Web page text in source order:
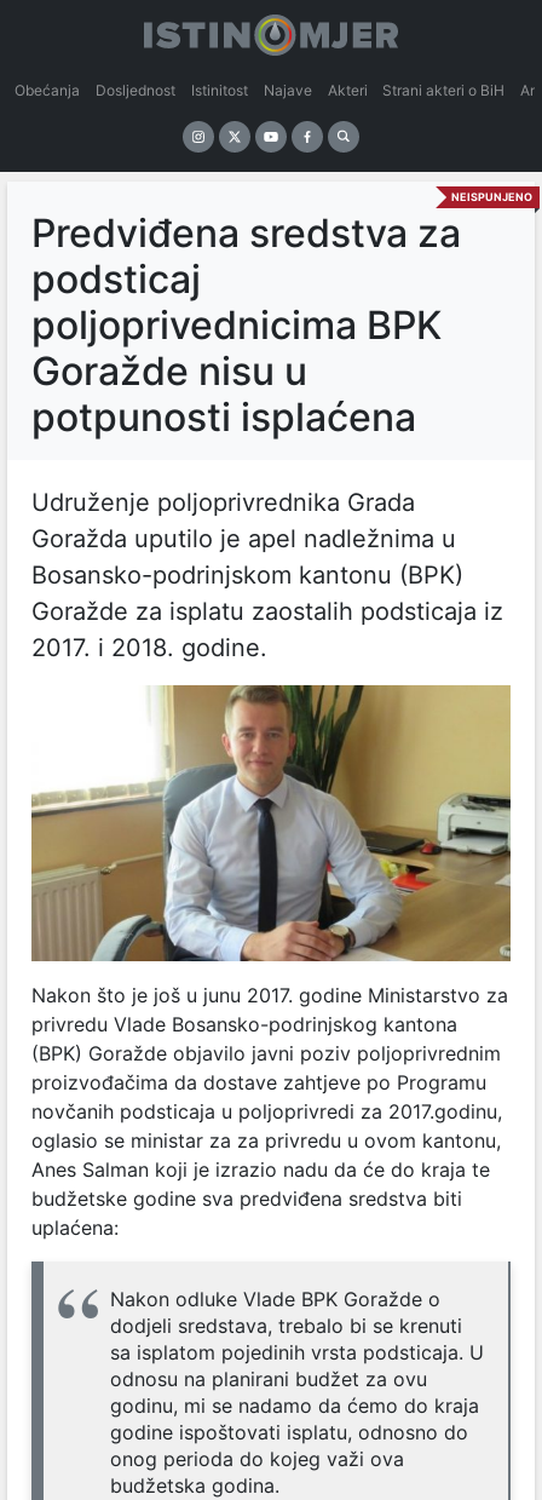
Obećanja Dosljednost Istinitost Najave Akteri Strani akteri o BiH
NEISPUNJENO
Predviđena sredstva za
podsticaj
poljoprivednicima BPK
Goražde nisu u
potpunosti isplaćena
Udruženje poljoprivrednika Grada
Goražda uputilo je apel nadležnima u
Bosansko-podrinjskom kantonu (BPK)
Goražde za isplatu zaostalih podsticaja iz
2017. i 2018. godine.
Nakon što je još u junu 2017. godine Ministarstvo za
privredu Vlade Bosansko-podrinjskog kantona
(BPK) Goražde objavilo javni poziv poljoprivrednim
proizvođačima da dostave zahtjeve po Programu
novčanih podsticaja u poljoprivredi za 2017.godinu,
oglasio se ministar za za privredu u ovom kantonu,
Anes Salman koji je izrazio nadu da će do kraja te
budžetske godine sva predviđena sredstva biti
uplaćena:
Nakon odluke Vlade BPK Goražde o
dodjeli sredstava, trebalo bi se krenuti
sa isplatom pojedinih vrsta podsticaja. U
odnosu na planirani budžet za ovu
godinu, mi se nadamo da ćemo do kraja
godine ispoštovati isplatu, odnosno do
onog perioda do kojeg važi ova
budžetska godina.